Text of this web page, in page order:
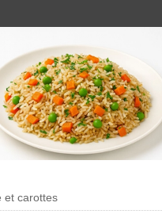
et carottes